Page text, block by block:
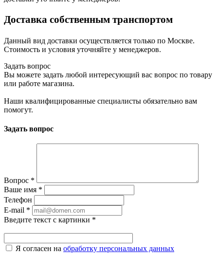
Доставка собственным транспортом
Данный вид доставки осуществляется только по Москве.
Стоимость и условия уточняйте у менеджеров.
Задать вопрос
Вы можете задать любой интересующий вас вопрос по товару
или работе магазина.
Наши квалифицированные специалисты обязательно вам
помогут.
Задать вопрос
Вопрос *
Ваше имя *
Телефон
E-mail *
Введите текст с картинки *
Я согласен на обработку персональных данных